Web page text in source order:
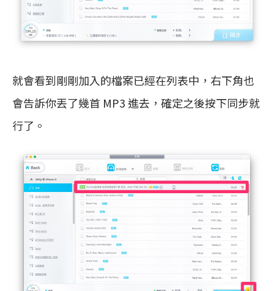
就會看到剛剛加入的檔案已經在列表中，右下角也
會告訴你丟了幾首 MP3 進去，確定之後按下同步就
行了。